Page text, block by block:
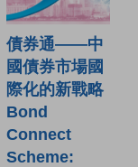
債券通——中
國債券市場國
際化的新戰略
Bond
Connect
Scheme: